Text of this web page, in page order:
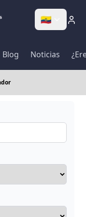
🇪🇨
Blog Noticias